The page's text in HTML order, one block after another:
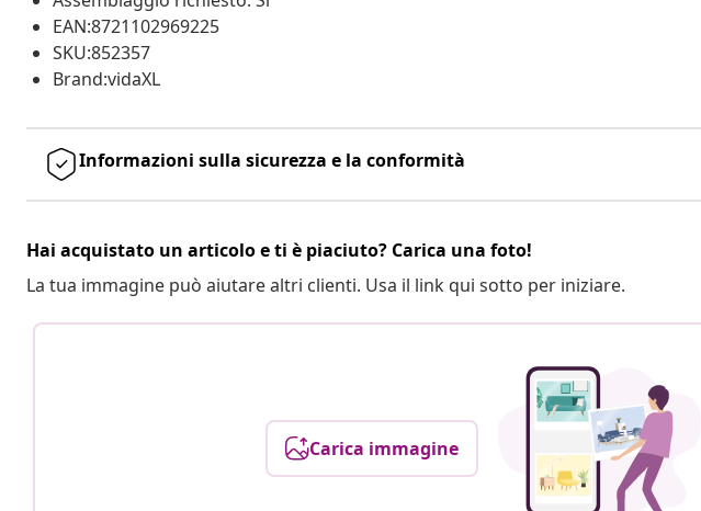
EAN:8721102969225
SKU:852357
Brand:vidaXL
Informazioni sulla sicurezza e la conformità
Hai acquistato un articolo e ti è piaciuto? Carica una foto!
La tua immagine può aiutare altri clienti. Usa il link qui sotto per iniziare.
Carica immagine